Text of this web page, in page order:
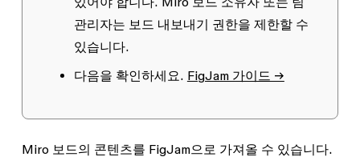
관리자는 보드 내보내기 권한을 제한할 수
있습니다.
다음을 확인하세요. FigJam 가이드 →
Miro 보드의 콘텐츠를 FigJam으로 가져올 수 있습니다.